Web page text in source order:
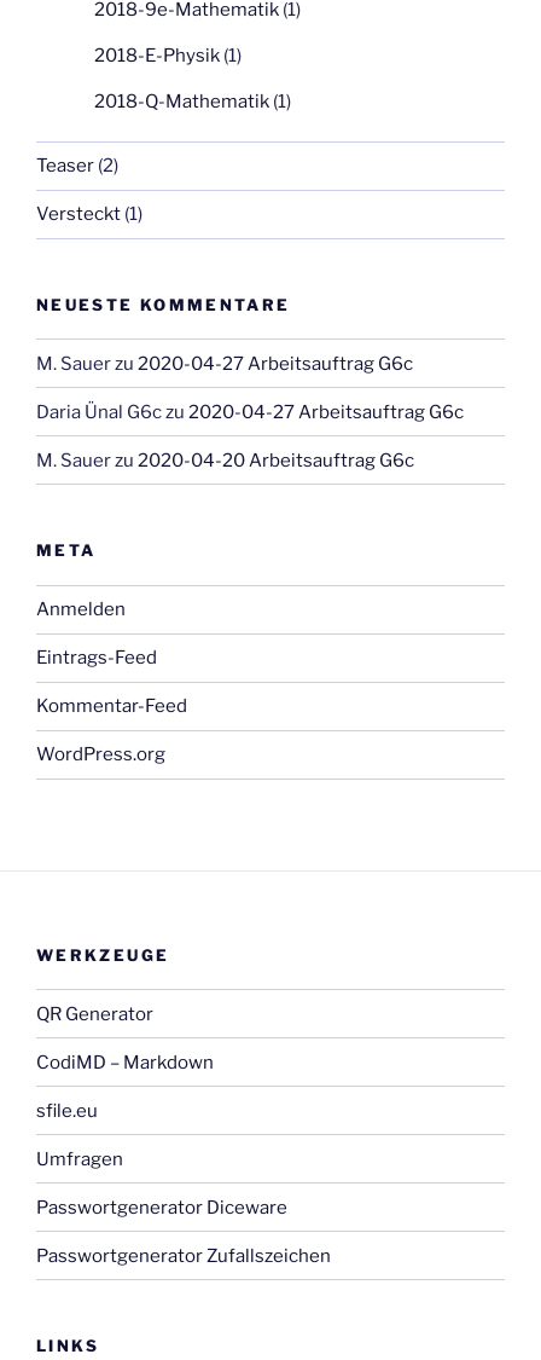
2018-9e-Mathematik (1)
2018-E-Physik (1)
2018-Q-Mathematik (1)
Teaser (2)
Versteckt (1)
NEUESTE KOMMENTARE
M. Sauerzu 2020-04-27 Arbeitsauftrag G6c
Daria Ünal G6czu 2020-04-27 Arbeitsauftrag G6c
M. Sauerzu 2020-04-20 Arbeitsauftrag G6c
META
Anmelden
Eintrags-Feed
Kommentar-Feed
WordPress.org
WERKZEUGE
QR Generator
CodiMD – Markdown
sfile.eu
Umfragen
Passwortgenerator Diceware
Passwortgenerator Zufallszeichen
LINKS